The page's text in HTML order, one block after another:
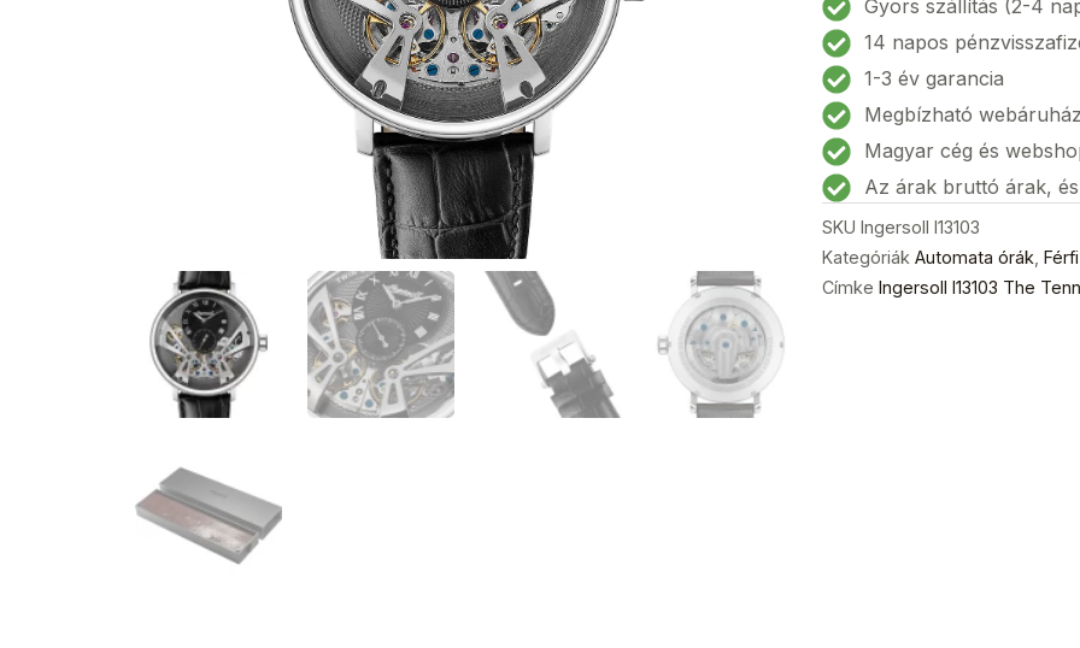
automatic
Férfi
karóra
46mm
5ATM
mennyiség
Gyors szállítás (2-4
14 napos
1-3 év garancia
Megbízható webáruház
Magyar cég és
Az árak bruttó árak,
SKU Ingersoll I13103
Kategóriák Automata órák
Címke Ingersoll I13103 The